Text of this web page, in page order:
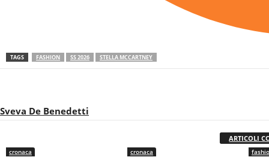
TAGS FASHION SS 2026 STELLA MCCARTNEY
Sveva De Benedetti
ARTICOLI
cronaca cronaca